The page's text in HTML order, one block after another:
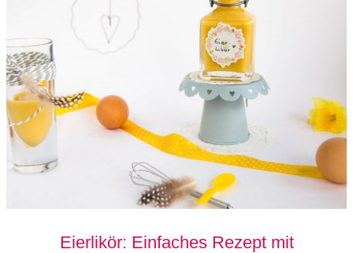
Eierlikör: Einfaches Rezept mit